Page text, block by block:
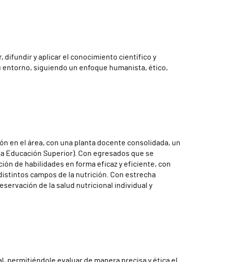
difundir y aplicar el conocimiento científico y
siguiendo un enfoque humanista, ético,
en el área, con una planta docente consolidada, un
Educación Superior). Con egresados que se
de habilidades en forma eficaz y eficiente, con
campos de la nutrición. Con estrecha
de la salud nutricional individual y
permitiéndole evaluar de manera precisa y ética el